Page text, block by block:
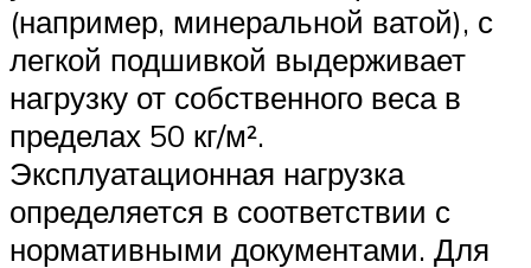
(например, минеральной ватой), с
легкой подшивкой выдерживает
нагрузку от собственного веса в
пределах 50 кг/м².
Эксплуатационная нагрузка
определяется в соответствии с
нормативными документами. Для